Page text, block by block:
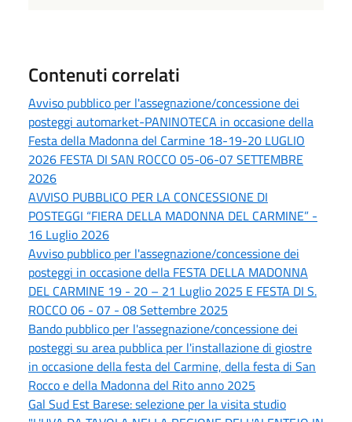
Contenuti correlati
Avviso pubblico per l'assegnazione/concessione dei
posteggi automarket-PANINOTECA in occasione della
Festa della Madonna del Carmine 18-19-20 LUGLIO
2026 FESTA DI SAN ROCCO 05-06-07 SETTEMBRE
2026
AVVISO PUBBLICO PER LA CONCESSIONE DI
POSTEGGI “FIERA DELLA MADONNA DEL CARMINE” -
16 Luglio 2026
Avviso pubblico per l'assegnazione/concessione dei
posteggi in occasione deIla FESTA DELLA MADONNA
DEL CARMINE 19 - 20 – 21 Luglio 2025 E FESTA DI S.
ROCCO 06 - 07 - 08 Settembre 2025
Bando pubblico per l'assegnazione/concessione dei
posteggi su area pubblica per l'installazione di giostre
in occasione della festa del Carmine, della festa di San
Rocco e della Madonna del Rito anno 2025
Gal Sud Est Barese: selezione per la visita studio